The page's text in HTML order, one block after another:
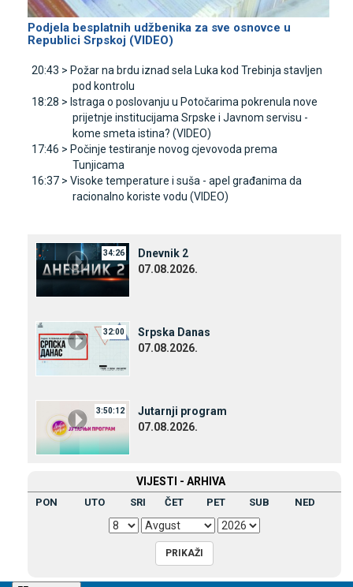
Podjela besplatnih udžbenika za sve osnovce u
Republici Srpskoj (VIDEO)
20:43 > Požar na brdu iznad sela Luka kod Trebinja stavljen
pod kontrolu
18:28 > Istraga o poslovanju u Potočarima pokrenula nove
prijetnje institucijama Srpske i Јavnom servisu -
kome smeta istina? (VIDEO)
17:46 > Počinje testiranje novog cjevovoda prema
Tunjicama
16:37 > Visoke temperature i suša - apel građanima da
racionalno koriste vodu (VIDEO)
34:26
Dnevnik 2
07.08.2026.
32:00
Srpska Danas
07.08.2026.
3:50:12
Јutarnji program
07.08.2026.
VIЈESTI - ARHIVA
PON UTO SRI ČET PET SUB NED